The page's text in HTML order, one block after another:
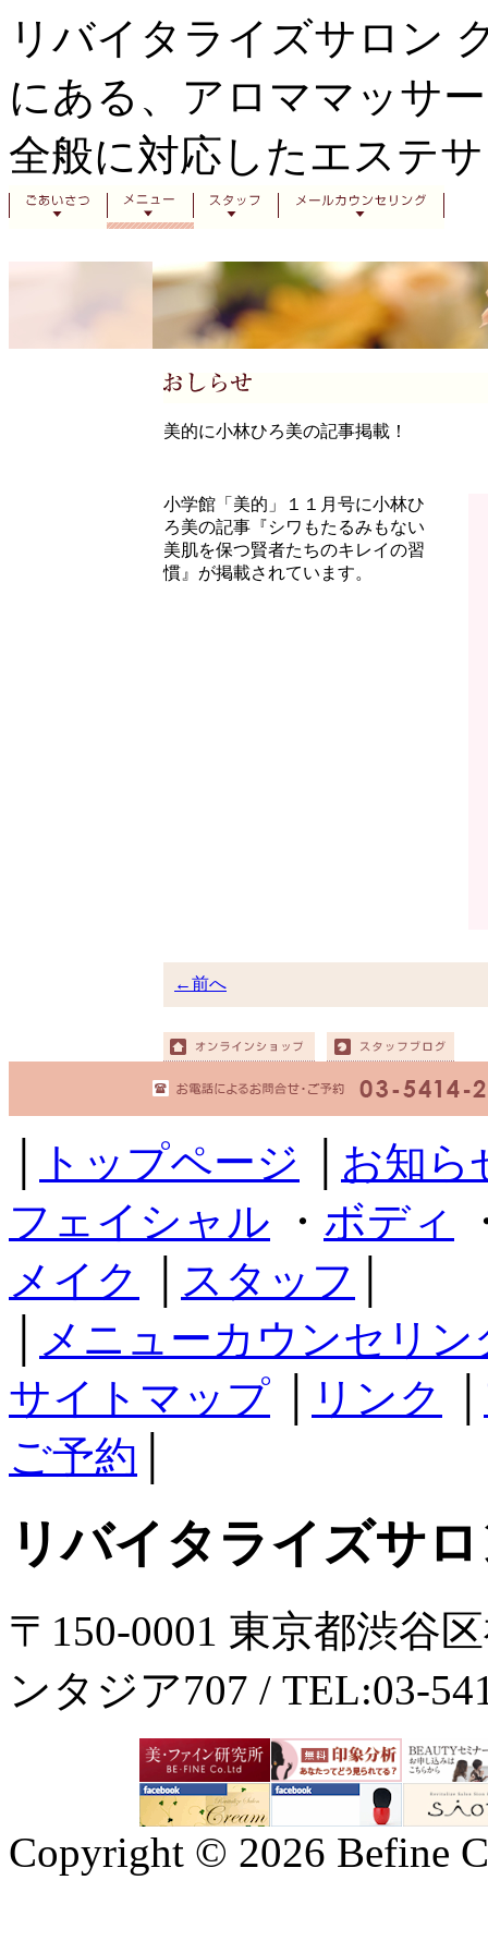
リバイタライズサロン
にある、アロママッサ
全般に対応したエステ
美的に小林ひろ美の記事掲載！
小学館「美的」１１月号に小林ひ
ろ美の記事『シワもたるみもない
美肌を保つ賢者たちのキレイの習
慣』が掲載されています。
←前へ
トップページ
お知ら
フェイシャル ・ ボディ
メイク
スタッフ
メニューカウンセリン
サイトマップ
リンク
ご予約
リバイタライズサ
〒150-0001 東京都渋谷
ンタジア707 / TEL:03-
Copyright © 2026 Befine